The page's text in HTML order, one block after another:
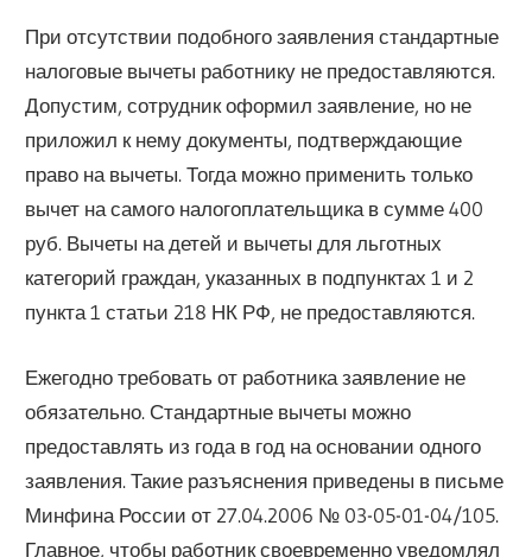
При отсутствии подобного заявления стандартные
налоговые вычеты работнику не предоставляются.
Допустим, сотрудник оформил заявление, но не
приложил к нему документы, подтверждающие
право на вычеты. Тогда можно применить только
вычет на самого налогоплательщика в сумме 400
руб. Вычеты на детей и вычеты для льготных
категорий граждан, указанных в подпунктах 1 и 2
пункта 1 статьи 218 НК РФ, не предоставляются.
Ежегодно требовать от работника заявление не
обязательно. Стандартные вычеты можно
предоставлять из года в год на основании одного
заявления. Такие разъяснения приведены в письме
Минфина России от 27.04.2006 № 03-05-01-04/105.
Главное, чтобы работник своевременно уведомлял